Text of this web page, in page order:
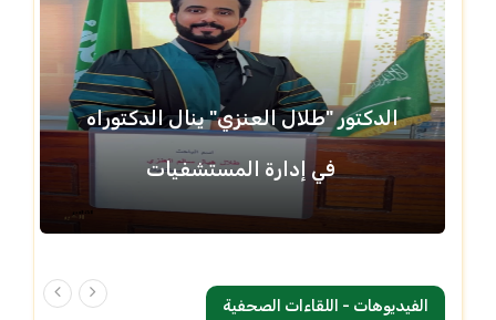
الدكتور "طلال العنزي" ينال الدكتوراه
في إدارة المستشفيات
الفيديوهات - اللقاءات الصحفية